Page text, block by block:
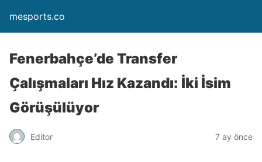
mesports.co
Fenerbahçe’de Transfer
Çalışmaları Hız Kazandı: İki İsim
Görüşülüyor
Editor 7 ay önce